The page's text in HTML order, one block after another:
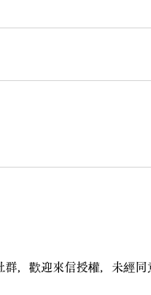
，歡迎來信授權，未經